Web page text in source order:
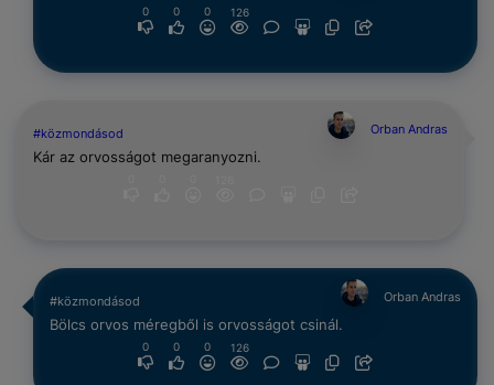
0 0 0 126
#közmondásod Orban Andras
Kár az orvosságot megaranyozni.
#közmondásod Orban Andras
Bölcs orvos méregből is orvosságot csinál.
0 0 0 126